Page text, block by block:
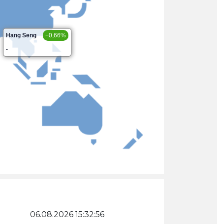
Hang Seng
+0,66%
-
06.08.2026 15:32:56